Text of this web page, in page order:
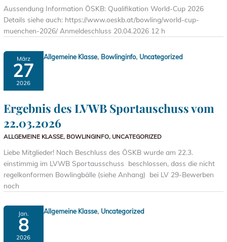
Aussendung Information ÖSKB: Qualifikation World-Cup 2026
Details siehe auch: https://www.oeskb.at/bowling/world-cup-
muenchen-2026/ Anmeldeschluss 20.04.2026 12 h
März
27
2026
Allgemeine Klasse, Bowlinginfo, Uncategorized
Ergebnis des LVWB Sportauschuss vom
22.03.2026
ALLGEMEINE KLASSE, BOWLINGINFO, UNCATEGORIZED
Liebe Mitglieder! Nach Beschluss des ÖSKB wurde am 22.3.
einstimmig im LVWB Sportausschuss beschlossen, dass die nicht
regelkonformen Bowlingbälle (siehe Anhang) bei LV 29-Bewerben
noch
Jan.
8
2026
Allgemeine Klasse, Uncategorized